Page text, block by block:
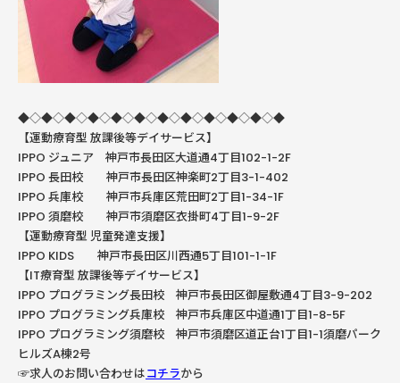
◆◇◆◇◆◇◆◇◆◇◆◇◆◇◆◇◆◇◆◇◆◇◆
【運動療育型放課後等デイサービス】
IPPO ジュニア 神戸市長田区大道通4丁目102-1-2F
IPPO 長田校 神戸市長田区神楽町2丁目3-1-402
IPPO 兵庫校 神戸市兵庫区荒田町2丁目1-34-1F
IPPO 須磨校 神戸市須磨区衣掛町4丁目1-9-2F
【運動療育型 児童発達支援】
IPPO KIDS 神戸市長田区川西通5丁目101-1-1F
【IT療育型放課後等デイサービス】
IPPO プログラミング長田校 神戸市長田区御屋敷通4丁目3-9-202
IPPO プログラミング兵庫校 神戸市兵庫区中道通1丁目1-8-5F
IPPO プログラミング須磨校 神戸市須磨区道正台1丁目1-1須磨パーク
ヒルズA棟2号
☞求人のお問い合わせはコチラから